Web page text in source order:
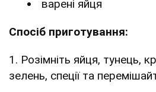
варені яйця
Спосіб приготування:
1. Розімніть яйця, тунець,
зелень, спеції та